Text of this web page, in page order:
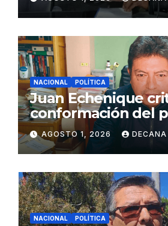
Juliaca
NACIONAL POLÍTICA
Juan Echenique
conformación del
gabinete
Fujimori
AGOSTO 1, 2026 DECANA
NACIONAL POLÍTICA